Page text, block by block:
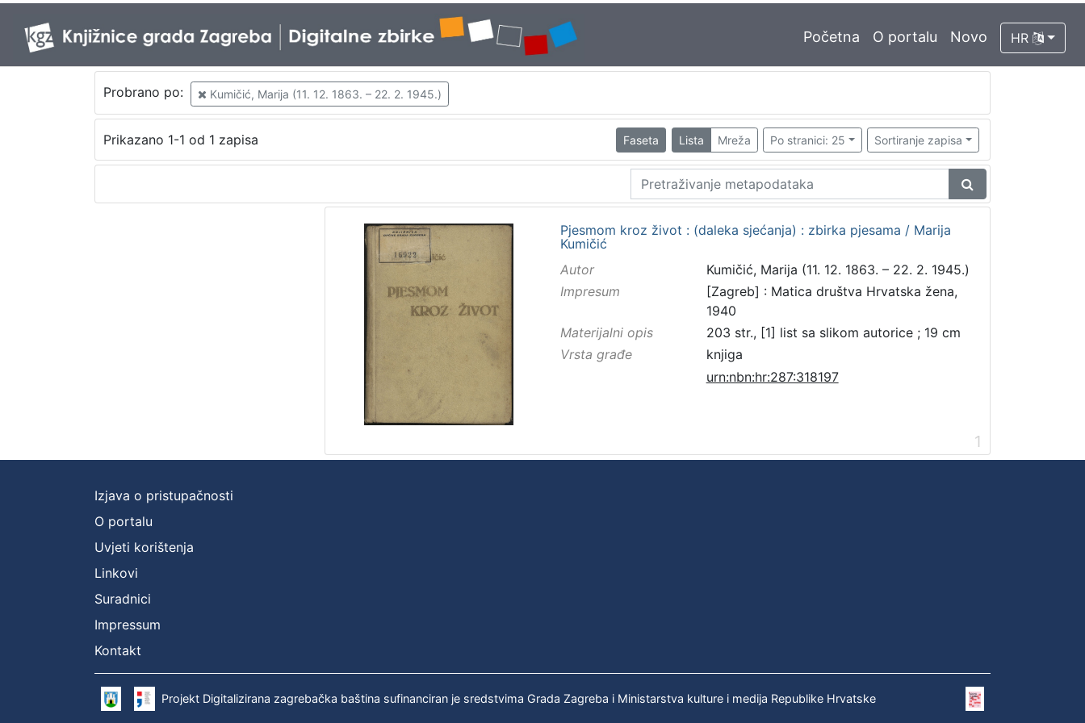
Početna O portalu Novo HR
Probrano po: Kumičić, Marija (11. 12. 1863. – 22. 2. 1945.)
Prikazano 1-1 od 1 zapisa Faseta Lista Mreža Po stranici: 25 Sortiranje zapisa
Pjesmom kroz život : (daleka sjećanja) : zbirka pjesama / Marija
Kumičić
Autor
Kumičić, Marija (11. 12. 1863. – 22. 2. 1945.)
Impresum
[Zagreb] : Matica društva Hrvatska žena,
1940
Materijalni opis
203 str., [1] list sa slikom autorice ; 19 cm
Vrsta građe
knjiga
urn:nbn:hr:287:318197
1
Izjava o pristupačnosti
O portalu
Uvjeti korištenja
Linkovi
Suradnici
Impressum
Kontakt
Projekt Digitalizirana zagrebačka baština sufinanciran je sredstvima Grada Zagreba i Ministarstva kulture i medija Republike Hrvatske